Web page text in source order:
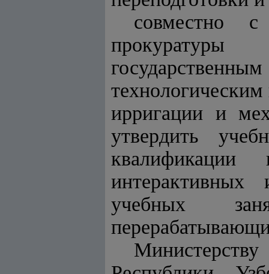
совместно
ирригации и
утвердить
учебных